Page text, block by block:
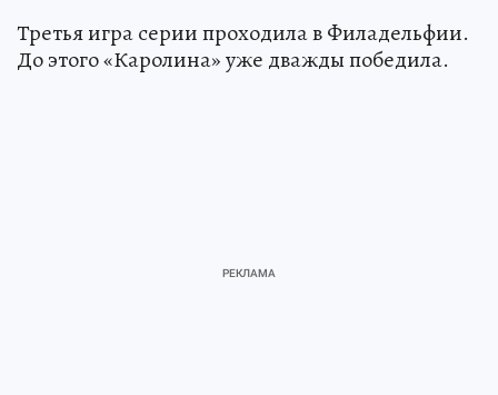
Третья игра серии проходила в Филадельфии.
До этого «Каролина» уже дважды победила.